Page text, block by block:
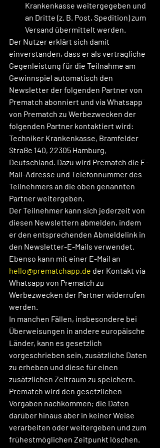
Krankenkasse weitergegeben und
an Dritte (z. B. Post, Spedition) zum
Versand übermittelt werden.
Der Nutzer erklärt sich damit
einverstanden, dass er als vertragliche
Gegenleistung für die Teilnahme am
Gewinnspiel automatisch den
Newsletter der folgenden Partner von
Prematch abonniert und via Whatsapp
von Prematch zu Werbezwecken der
folgenden Partner kontaktiert wird:
Techniker Krankenkasse, Bramfelder
Straße 140, 22305 Hamburg,
Deutschland. Dazu wird Prematch die E-
Mail-Adresse und Telefonnummer des
Teilnehmers an die oben genannten
Partner weitergeben.
Der Teilnehmer kann sich jederzeit von
diesen Newslettern abmelden, indem
er den entsprechenden Abmeldelink in
den Newsletter-E-Mails verwendet.
Ebenso kann mit einer E-Mail an
hello@prematchapp.de der Kontakt via
Whatsapp von Prematch zu
Werbezwecken der Partner widerrufen
werden.
In manchen Fällen, insbesondere bei
Überweisungen in andere europäische
Länder, kann es gesetzlich
vorgeschrieben sein, zusätzliche Daten
zu erheben und diese für einen
zusätzlichen Zeitraum zu speichern.
Prematch wird den gesetzlichen
Vorgaben nachkommen; die Daten
darüber hinaus aber in keiner Weise
verarbeiten oder weitergeben und zum
frühestmöglichen Zeitpunkt löschen.